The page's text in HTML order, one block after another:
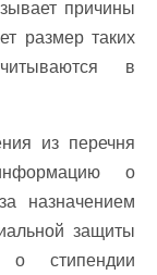
причины
размер таких
в
из перечня
о
назначением
защиты
о стипендии